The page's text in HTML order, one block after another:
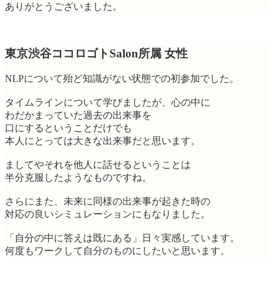
ありがとうございました。
東京渋谷ココロゴトSalon所属 女性
NLPについて殆ど知識がない状態での初参加でした。
タイムラインについて学びましたが、心の中に
わだかまっていた過去の出来事を
口にするということだけでも
本人にとっては大きな出来事だと思います。
ましてやそれを他人に話せるということは
半分克服したようなものですね。
さらにまた、未来に同様の出来事が起きた時の
対応の良いシミュレーションにもなりました。
「自分の中に答えは既にある」日々実感しています。
何度もワークして自分のものにしたいと思います。